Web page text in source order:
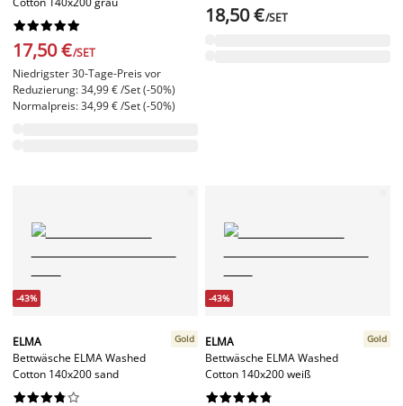






17,50 €/SET
Niedrigster 30-Tage-Preis vor
Reduzierung: 34,99 € /Set (-50%)
Normalpreis: 34,99 € /Set (-50%)
18,50 €/SET
-43%
ELMA
Bettwäsche ELMA Washed
Cotton 140x200 sand
Gold






-43%
ELMA
Bettwäsche ELMA Washed
Cotton 140x200 weiß
Gold





